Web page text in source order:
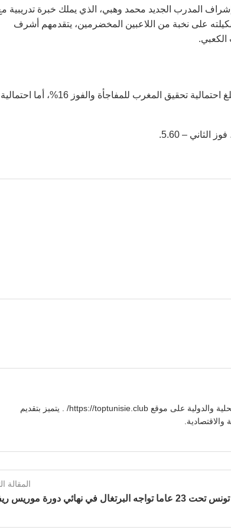
إلا أن مباريات المغرب اللاحقة في 2026 كانت تحت إشراف المدرب الجديد محمد وهبي، الذي يملك خبرة تدريبية
على نخبة من اللاعبين المخضرمين، يتقدمهم أشرف
الكعبي.
بحسب خبراء موقع 1xBet ، تبلغ احتمالية فوز البرازيل حوالي 60%، بينما تبلغ احتمالية تحقيق المغرب للمفاجأة والفوز 16%، أما احتمالية
يوسف بنعلي صحفي تونسي يقدم تغطية شاملة للأخبار المحلية والدولية على موقع https://toptunisie.club/ . يتميز بتقديم
المقالة
تونس تحت 23 عاما تواجه البرتغال في نهائي دورة موريس ريفيلو